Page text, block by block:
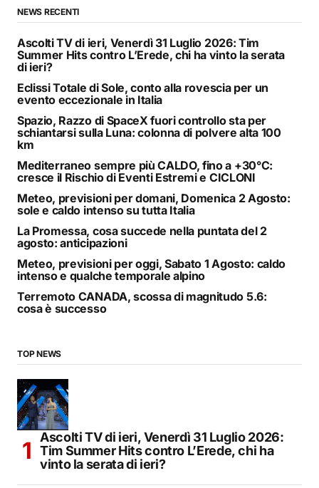
NEWS RECENTI
Ascolti TV di ieri, Venerdì 31 Luglio 2026: Tim
Summer Hits contro L’Erede, chi ha vinto la serata
di ieri?
Eclissi Totale di Sole, conto alla rovescia per un
evento eccezionale in Italia
Spazio, Razzo di SpaceX fuori controllo sta per
schiantarsi sulla Luna: colonna di polvere alta 100
km
Mediterraneo sempre più CALDO, fino a +30°C:
cresce il Rischio di Eventi Estremi e CICLONI
Meteo, previsioni per domani, Domenica 2 Agosto:
sole e caldo intenso su tutta Italia
La Promessa, cosa succede nella puntata del 2
agosto: anticipazioni
Meteo, previsioni per oggi, Sabato 1 Agosto: caldo
intenso e qualche temporale alpino
Terremoto CANADA, scossa di magnitudo 5.6:
cosa è successo
TOP NEWS
Ascolti TV di ieri, Venerdì 31 Luglio 2026:
Tim Summer Hits contro L’Erede, chi ha
vinto la serata di ieri?